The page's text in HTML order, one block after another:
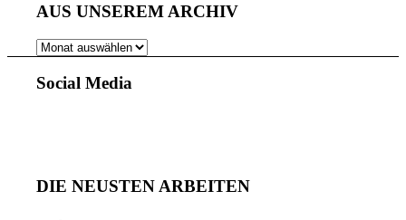
AUS UNSEREM ARCHIV
AUS
UNSEREM
ARCHIV
Social Media
DIE NEUSTEN ARBEITEN